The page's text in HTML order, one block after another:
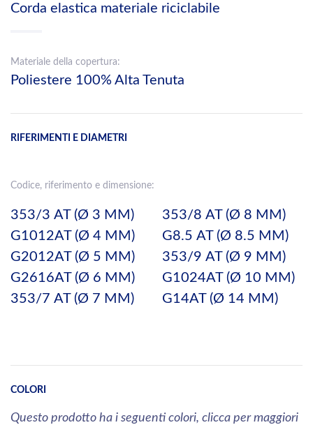
Corda elastica materiale riciclabile
Materiale della copertura:
Poliestere 100% Alta Tenuta
RIFERIMENTI E DIAMETRI
Codice, riferimento e dimensione:
353/3 AT (Ø 3 MM)
G1012AT (Ø 4 MM)
G2012AT (Ø 5 MM)
G2616AT (Ø 6 MM)
353/7 AT (Ø 7 MM)
353/8 AT (Ø 8 MM)
G8.5 AT (Ø 8.5 MM)
353/9 AT (Ø 9 MM)
G1024AT (Ø 10 MM)
G14AT (Ø 14 MM)
COLORI
Questo prodotto ha i seguenti colori, clicca per maggiori